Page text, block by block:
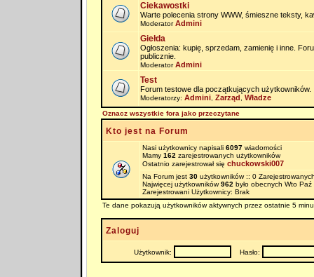
Ciekawostki
Warte polecenia strony WWW, śmieszne teksty,
ModeratorAdmini
Giełda
Ogłoszenia: kupię, sprzedam, zamienię i inne.
publicznie.
ModeratorAdmini
Test
Forum testowe dla początkujących użytkowników.
Moderatorzy: Admini, Zarząd Władze
Oznacz wszystkie fora jako przeczytane
Kto jest na Forum
Nasi użytkownicy napisali 6097wiadomości
Mamy 162 zarejestrowanych użytkowników
Ostatnio zarejestrował się chuckowski007
Na Forum jest 30użytkowników :: 0
Najwięcej użytkowników962 było obecnych Wto
Zarejestrowani Użytkownicy: Brak
Te dane pokazują użytkowników aktywnych przez ostatnie 5
Zaloguj
Użytkownik: Hasło: